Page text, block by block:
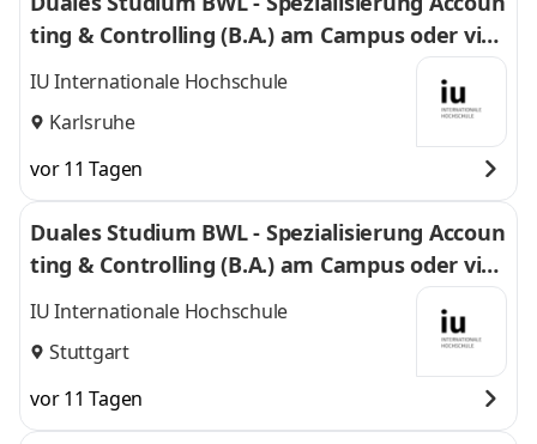
ting & Controlling (B.A.) am Campus oder virt
uell
IU Internationale Hochschule
Karlsruhe
vor 11 Tagen
Duales Studium BWL - Spezialisierung Accoun
ting & Controlling (B.A.) am Campus oder virt
uell
IU Internationale Hochschule
Stuttgart
vor 11 Tagen